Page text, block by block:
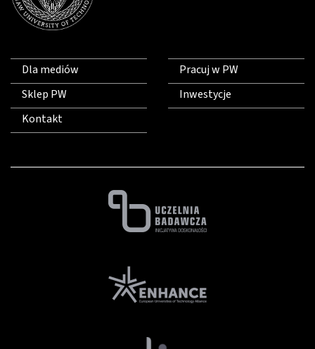
Dla mediów
Sklep PW
Kontakt
Pracuj w PW
Inwestycje